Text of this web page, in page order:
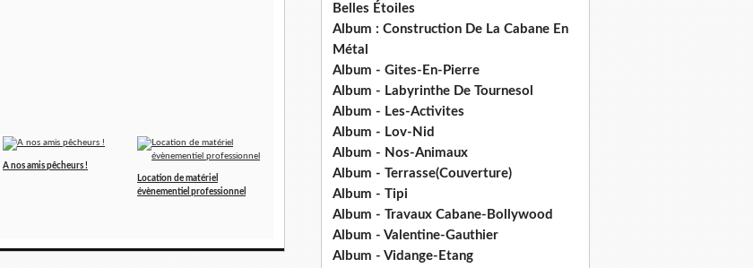
A nos amis pêcheurs !
Location de matériel
évènementiel professionnel
Belles Étoiles
Album : Construction De La Cabane En
Métal
Album - Gites-En-Pierre
Album - Labyrinthe De Tournesol
Album - Les-Activites
Album - Lov-Nid
Album - Nos-Animaux
Album - Terrasse(Couverture)
Album - Tipi
Album - Travaux Cabane-Bollywood
Album - Valentine-Gauthier
Album - Vidange-Etang